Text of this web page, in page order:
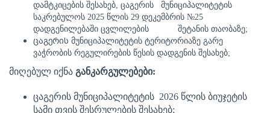
დამტკიცების შესახებ, ცაგერის
მუნიციპალიტეტის
საკრებულოს 2025 წლის 29 დეკემბრის №25
დადგენილებაში ცვლილების
შეტანის თაობაზე;
ცაგერის მუნიციპალიტეტის ტერიტორიაზე გარე
ვაჭრობის რეგულირების წესის დადგენის შესახებ;
მიღებულ იქნა განკარგულებები:
ცაგერის მუნიციპალიტეტის 2026 წლის ბიუჯეტის
სამი თვის შესრულების შესახებ;